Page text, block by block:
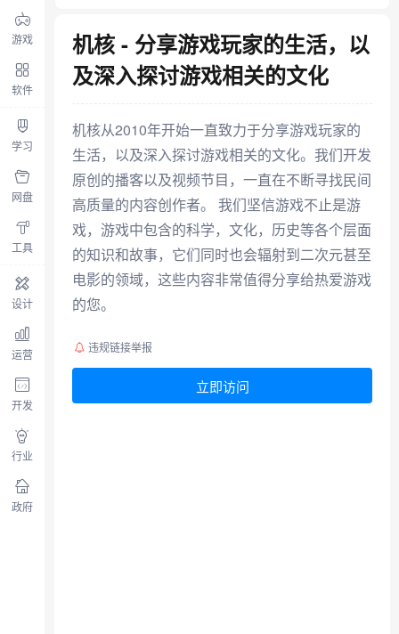
游戏
软件
学习
网盘
工具
设计
运营
开发
行业
政府
机核 - 分享游戏玩家的生活，以
及深入探讨游戏相关的文化
机核从2010年开始一直致力于分享游戏玩家的
生活，以及深入探讨游戏相关的文化。我们开发
原创的播客以及视频节目，一直在不断寻找民间
高质量的内容创作者。 我们坚信游戏不止是游
戏，游戏中包含的科学，文化，历史等各个层面
的知识和故事，它们同时也会辐射到二次元甚至
电影的领域，这些内容非常值得分享给热爱游戏
的您。
违规链接举报
立即访问